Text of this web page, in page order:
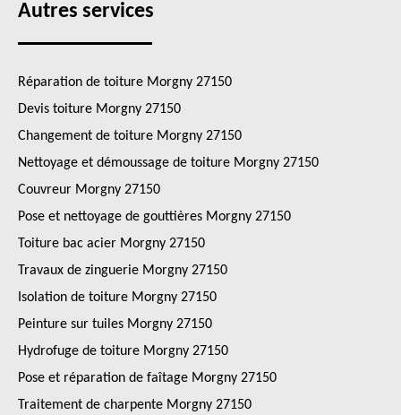
Autres services
Réparation de toiture Morgny 27150
Devis toiture Morgny 27150
Changement de toiture Morgny 27150
Nettoyage et démoussage de toiture Morgny 27150
Couvreur Morgny 27150
Pose et nettoyage de gouttières Morgny 27150
Toiture bac acier Morgny 27150
Travaux de zinguerie Morgny 27150
Isolation de toiture Morgny 27150
Peinture sur tuiles Morgny 27150
Hydrofuge de toiture Morgny 27150
Pose et réparation de faîtage Morgny 27150
Traitement de charpente Morgny 27150